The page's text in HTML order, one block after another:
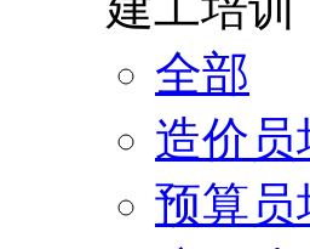
全部
造价员
预算员